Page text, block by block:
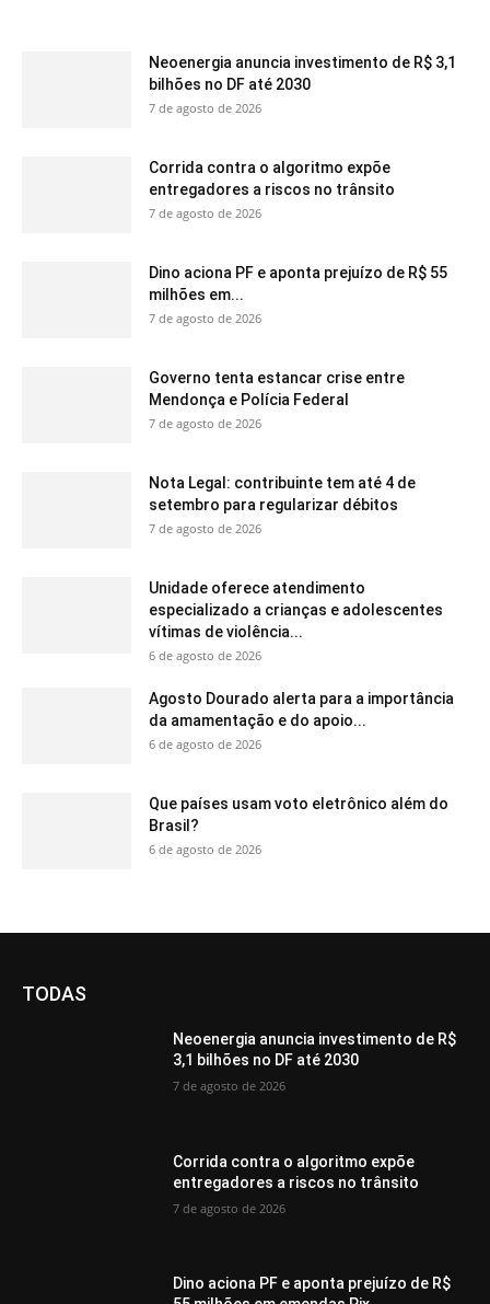
Neoenergia anuncia investimento de R$ 3,1
bilhões no DF até 2030
7 de agosto de 2026
Corrida contra o algoritmo expõe
entregadores a riscos no trânsito
7 de agosto de 2026
Dino aciona PF e aponta prejuízo de R$ 55
milhões em...
7 de agosto de 2026
Governo tenta estancar crise entre
Mendonça e Polícia Federal
7 de agosto de 2026
Nota Legal: contribuinte tem até 4 de
setembro para regularizar débitos
7 de agosto de 2026
Unidade oferece atendimento
especializado a crianças e adolescentes
vítimas de violência...
6 de agosto de 2026
Agosto Dourado alerta para a importância
da amamentação e do apoio...
6 de agosto de 2026
Que países usam voto eletrônico além do
Brasil?
6 de agosto de 2026
TODAS
Neoenergia anuncia investimento de R$
3,1 bilhões no DF até 2030
7 de agosto de 2026
Corrida contra o algoritmo expõe
entregadores a riscos no trânsito
7 de agosto de 2026
Dino aciona PF e aponta prejuízo de R$